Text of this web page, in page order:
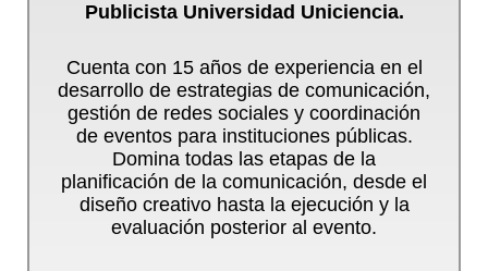
Publicista Universidad Uniciencia.
Cuenta con 15 años de experiencia en el
desarrollo de estrategias de comunicación,
gestión de redes sociales y coordinación
de eventos para instituciones públicas.
Domina todas las etapas de la
planificación de la comunicación, desde el
diseño creativo hasta la ejecución y la
evaluación posterior al evento.